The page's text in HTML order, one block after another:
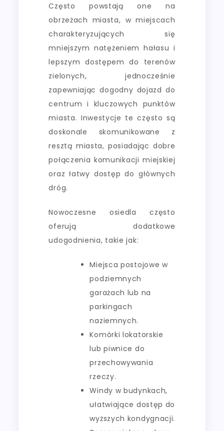
Często powstają one na
obrzeżach miasta, w miejscach
charakteryzujących się
mniejszym natężeniem hałasu i
lepszym dostępem do terenów
zielonych, jednocześnie
zapewniając dogodny dojazd do
centrum i kluczowych punktów
miasta. Inwestycje te często są
doskonale skomunikowane z
resztą miasta, posiadając dobre
połączenia komunikacji miejskiej
oraz łatwy dostęp do głównych
dróg.
Nowoczesne osiedla często
oferują dodatkowe
udogodnienia, takie jak:
Miejsca postojowe w
podziemnych
garażach lub na
parkingach
naziemnych.
Komórki lokatorskie
lub piwnice do
przechowywania
rzeczy.
Windy w budynkach,
ułatwiające dostęp do
wyższych kondygnacji.